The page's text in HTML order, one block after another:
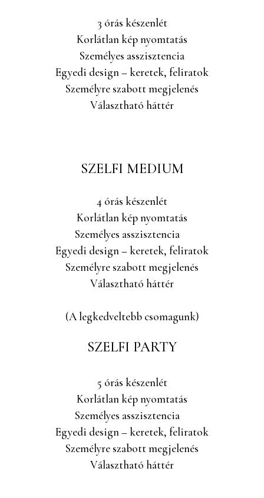
3 órás készenlét
Korlátlan kép nyomtatás
Személyes asszisztencia
Egyedi design – keretek, feliratok
Személyre szabott megjelenés
Választható háttér
SZELFI MEDIUM
4 órás készenlét
Korlátlan kép nyomtatás
Személyes asszisztencia
Egyedi design – keretek, feliratok
Személyre szabott megjelenés
Választható háttér
(A legkedveltebb csomagunk)
SZELFI PARTY
5 órás készenlét
Korlátlan kép nyomtatás
Személyes asszisztencia
Egyedi design – keretek, feliratok
Személyre szabott megjelenés
Választható háttér